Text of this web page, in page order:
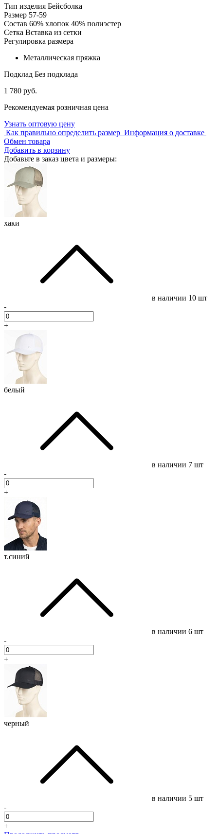
Тип изделия Бейсболка
Размер 57-59
Состав 60% хлопок 40% полиэстер
Сетка Вставка из сетки
Регулировка размера
Металлическая пряжка
Подклад Без подклада
1 780 руб.
Рекомендуемая розничная цена
Узнать оптовую цену
Как правильно определить размер Информация о доставке
Обмен товара
Добавить в корзину
Добавьте в заказ цвета и размеры:
хаки
в наличии 10 шт
-
+
белый
в наличии 7 шт
-
+
т.синий
в наличии 6 шт
-
+
черный
в наличии 5 шт
-
+